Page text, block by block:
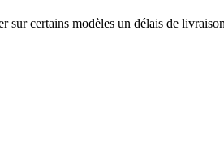
certains modèles un délais de